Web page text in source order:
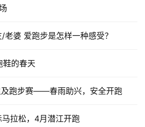
/老婆 爱跑步是怎样一种感受？
鞋的春天
及跑步赛——春雨助兴，安全开跑
拉松，4月潜江开跑